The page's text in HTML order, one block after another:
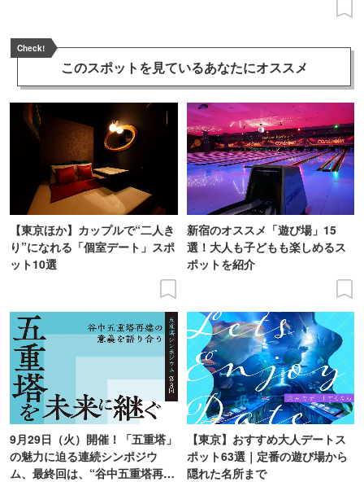
Check!
このスポットを見ているあなたにオススメ
【東京ほか】カップルで“二人き
り”になれる「個室デート」スポ
ット10選
新宿のオススメ「遊び場」15
選！大人も子どもも楽しめるス
ポットを紹介
9月29日（火）開催！「五重塔」
の魅力に迫る連続シンポジウ
ム、最終回は、“谷中五重塔再建
【東京】おすすめ大人デートス
ポット63選｜定番の遊び場から
隠れた名所まで